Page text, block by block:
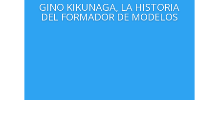
GINO KIKUNAGA, LA HISTORIA
DEL FORMADOR DE MODELOS